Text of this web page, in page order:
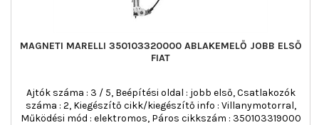
MAGNETI MARELLI 350103320000 ABLAKEMELŐ JOBB ELSŐ
FIAT
Ajtók száma : 3 / 5, Beépítési oldal : jobb első, Csatlakozók
száma : 2, Kiegészítő cikk/kiegészítő info : Villanymotorral,
Működési mód : elektromos, Páros cikkszám : 350103319000